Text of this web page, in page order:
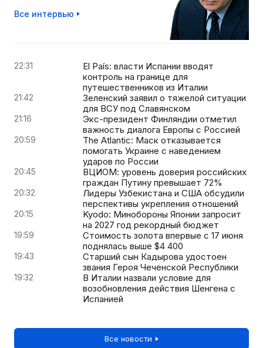
Все интервью
22:31
El País: власти Испании вводят
контроль на границе для
путешественников из Италии
21:42
Зеленский заявил о тяжелой ситуации
для ВСУ под Славянском
21:16
Экс-президент Финляндии отметил
важность диалога Европы с Россией
20:59
The Atlantic: Маск отказывается
помогать Украине с наведением
ударов по России
20:45
ВЦИОМ: уровень доверия российских
граждан Путину превышает 72%
20:32
Лидеры Узбекистана и США обсудили
перспективы укрепления отношений
20:15
Kyodo: Минобороны Японии запросит
на 2027 год рекордный бюджет
19:59
Стоимость золота впервые с 17 июня
поднялась выше $4 400
19:43
Старший сын Кадырова удостоен
звания Героя Чеченской Республики
19:32
В Италии назвали условие для
возобновления действия Шенгена с
Испанией
Все новости